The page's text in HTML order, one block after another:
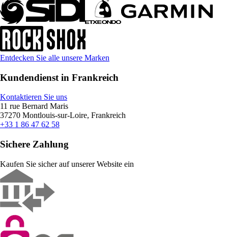
Entdecken Sie alle unsere Marken
Kundendienst in Frankreich
Kontaktieren Sie uns
11 rue Bernard Maris
37270 Montlouis-sur-Loire, Frankreich
+33 1 86 47 62 58
Sichere Zahlung
Kaufen Sie sicher auf unserer Website ein